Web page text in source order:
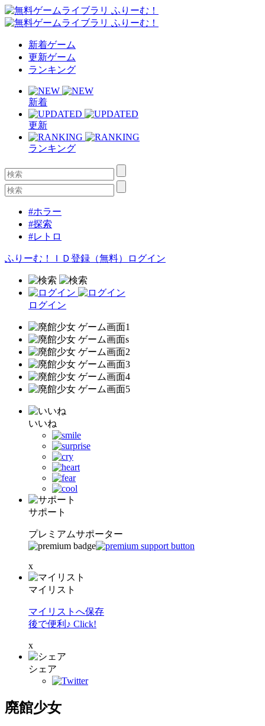
新着ゲーム
更新ゲーム
ランキング
新着
更新
ランキング
#ホラー
#探索
#レトロ
ふりーむ！ＩＤ登録（無料） ログイン
ログイン
いいね
サポート
プレミアムサポーター
x
マイリスト
マイリストへ保存
後で便利♪ Click!
x
シェア
廃館少女